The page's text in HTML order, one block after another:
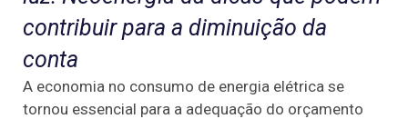
contribuir para a diminuição da
conta
A economia no consumo de energia elétrica se
tornou essencial para a adequação do orçamento